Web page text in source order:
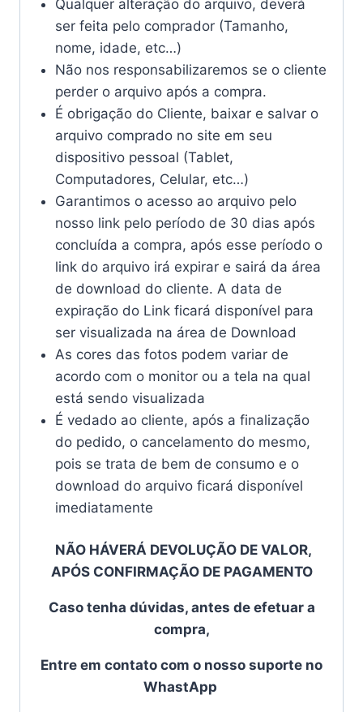
Qualquer alteração do arquivo, deverá
ser feita pelo comprador (Tamanho,
nome, idade, etc…)
Não nos responsabilizaremos se o cliente
perder o arquivo após a compra.
É obrigação do Cliente, baixar e salvar o
arquivo comprado no site em seu
dispositivo pessoal (Tablet,
Computadores, Celular, etc…)
Garantimos o acesso ao arquivo pelo
nosso link pelo período de 30 dias após
concluída a compra, após esse período o
link do arquivo irá expirar e sairá da área
de download do cliente. A data de
expiração do Link ficará disponível para
ser visualizada na área de Download
As cores das fotos podem variar de
acordo com o monitor ou a tela na qual
está sendo visualizada
É vedado ao cliente, após a finalização
do pedido, o cancelamento do mesmo,
pois se trata de bem de consumo e o
download do arquivo ficará disponível
imediatamente
NÃO HÁVERÁ DEVOLUÇÃO DE VALOR,
APÓS CONFIRMAÇÃO DE PAGAMENTO
Caso tenha dúvidas, antes de efetuar a
compra,
Entre em contato com o nosso suporte no
WhastApp